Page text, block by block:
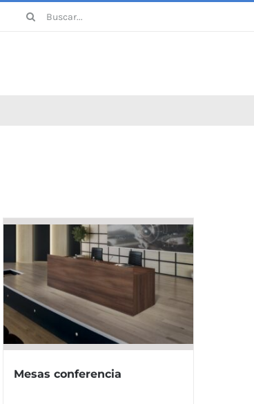
Buscar:
Mesas conferencia